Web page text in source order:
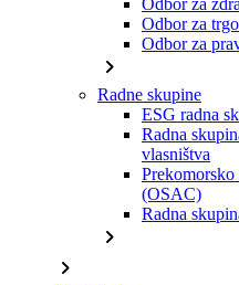
Odbor za
Odbor za
Odbor za
chevron_right
Radne skupine
ESG radna
Radna
vlasništva
(OSAC)
Radna
chevron_right
chevron_right